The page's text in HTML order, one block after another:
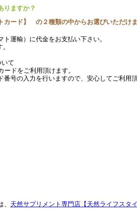
りますか？
カード】 の２種類の中からお選びいただけま
運輸）に代金をお支払い下さい。
て
ードをご利用頂けます。
号の入力を行いますので、安心してご利用頂
天然サプリメント専門店【天然ライフスタ